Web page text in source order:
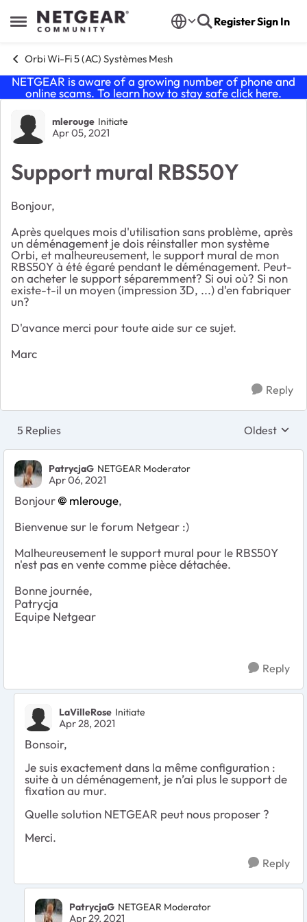
Open Side Menu
Skip to content RegisterSign In
Orbi Wi-Fi 5 (AC) Systèmes Mesh
NETGEAR is aware of a growing number of phone and
online scams. To learn how to stay safe click here.
Forum Discussion
mlerouge Initiate
Apr 05, 2021
Support mural RBS50Y
Bonjour,
Après quelques mois d'utilisation sans problème, après
un déménagement je dois réinstaller mon système
Orbi, et malheureusement, le support mural de mon
RBS50Y à été égaré pendant le déménagement. Peut-
on acheter le support séparemment? Si oui où? Si non
existe-t-il un moyen (impression 3D, ...) d'en fabriquer
un?
D'avance merci pour toute aide sur ce sujet.
Marc
Reply
5 Replies Replies
Oldest
PatrycjaG NETGEAR Moderator
Apr 06, 2021
Bonjour mlerouge,
Bienvenue sur le forum Netgear :)
Malheureusement le support mural pour le RBS50Y
n'est pas en vente comme pièce détachée.
Bonne journée,
Patrycja
Equipe Netgear
Reply
LaVilleRose Initiate
Apr 28, 2021
Bonsoir,
Je suis exactement dans la même configuration :
suite à un déménagement, je n’ai plus le support de
fixation au mur.
Quelle solution NETGEAR peut nous proposer ?
Merci.
Reply
PatrycjaG NETGEAR Moderator
Apr 29, 2021